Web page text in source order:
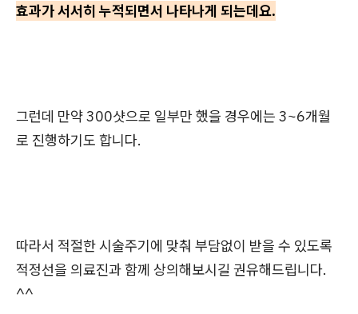
효과가 서서히 누적되면서 나타나게 되는데요.
그런데 만약 300샷으로 일부만 했을 경우에는 3~6개월
로 진행하기도 합니다.
따라서 적절한 시술주기에 맞춰 부담없이 받을 수 있도록
적정선을 의료진과 함께 상의해보시길 권유해드립니다.
^^